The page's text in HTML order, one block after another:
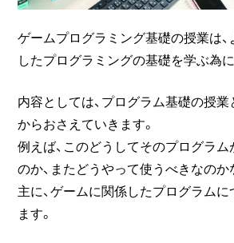
ゲームプログラミング基礎の授業は
したプログラミングの基礎を学ぶ為
内容としては、プログラム基礎の授
からおさえていきます。
例えば、このどうしてそのプログラ
のか、またどうやって使うべきなのか
主に、ゲームに関係したプログラム
ます。